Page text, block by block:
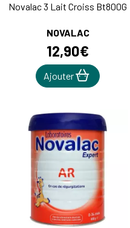
Novalac 3 Lait Croiss Bt800G
NOVALAC
12,90€
Ajouter